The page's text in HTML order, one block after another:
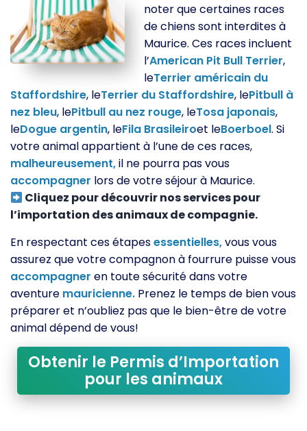
noter que certaines races
de chiens sont interdites à
Maurice. Ces races incluent
l’American Pit Bull Terrier,
leTerrier américain du
Staffordshire, leTerrier du Staffordshire, lePitbull à
nez bleu, lePitbull au nez rouge, leTosa japonais,
leDogue argentin, leFila Brasileiroet leBoerboel. Si
votre animal appartient à l’une de ces races,
malheureusement,il ne pourra pas vous
accompagner lors de votre séjour à Maurice.
Cliquez pour découvrir nos services pour
l’importation des animaux de compagnie.
En respectant ces étapesessentielles,vous vous
assurez que votre compagnon à fourrure puisse vous
accompagner en toute sécurité dans votre
aventure mauricienne. Prenez le temps de bien vous
préparer et n’oubliez pas que le bien-être de votre
animal dépend de vous!
Obtenir le Permis d’Importation
pour les animaux